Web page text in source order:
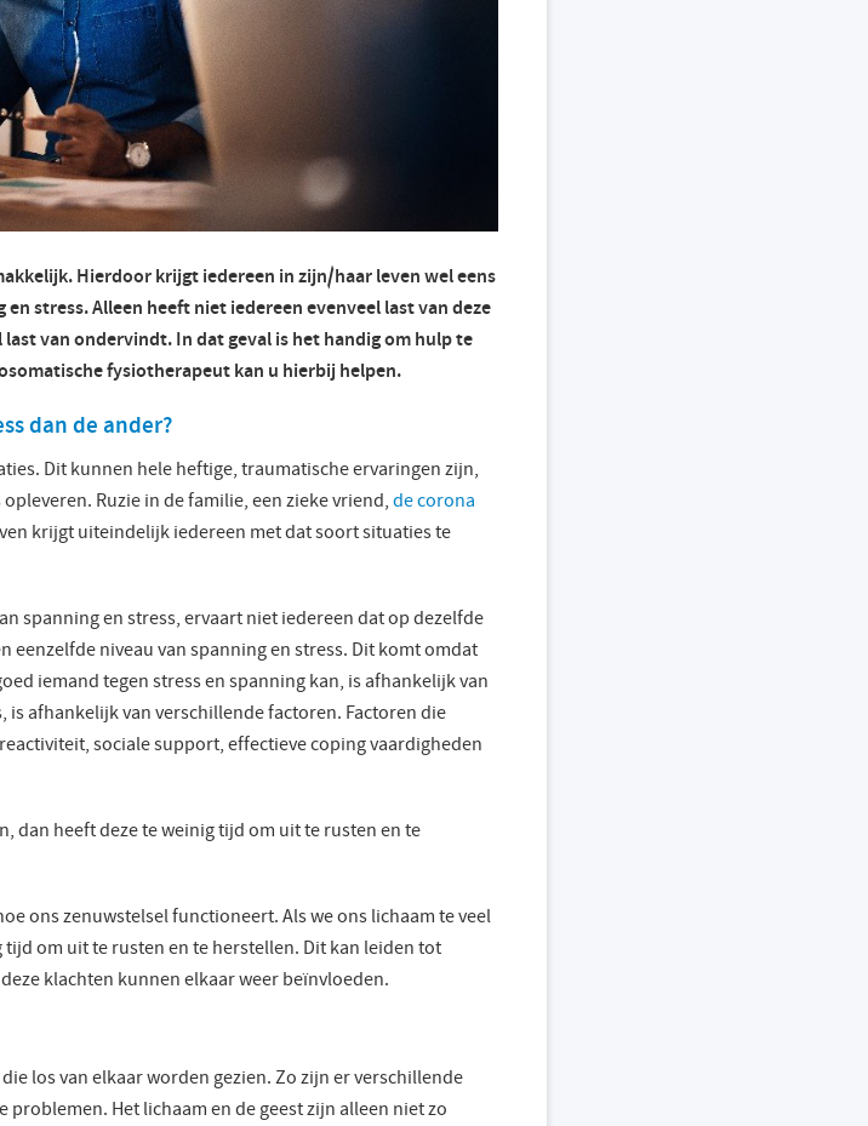
Hierdoor krijgt iedereen in zijn/haar leven wel eens
stress. Alleen heeft niet iedereen evenveel last van deze
van ondervindt. In dat geval is het handig om hulp te
fysiotherapeut kan u hierbij helpen.
dan de ander?
Dit kunnen hele heftige, traumatische ervaringen zijn,
Ruzie in de familie, een zieke vriend,de corona
krijgt uiteindelijk iedereen met dat soort situaties te
spanning en stress, ervaart niet iedereen dat op dezelfde
eenzelfde niveau van spanning en stress. Dit komt omdat
iemand tegen stress en spanning kan, is afhankelijk van
afhankelijk van verschillende factoren. Factoren die
sociale support, effectieve coping vaardigheden
dan heeft deze te weinig tijd om uit te rusten en te
ons zenuwstelsel functioneert. Als we ons lichaam te veel
om uit te rusten en te herstellen. Dit kan leiden tot
klachten kunnen elkaar weer beïnvloeden.
los van elkaar worden gezien. Zo zijn er verschillende
Het lichaam en de geest zijn alleen niet zo